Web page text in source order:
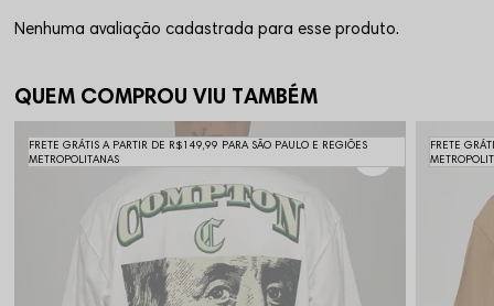
Nenhuma avaliação cadastrada para esse produto.
QUEM COMPROU VIU TAMBÉM
FRETE GRÁTIS A PARTIR DE R$149,99 PARA SÃO PAULO E REGIÕES
METROPOLITANAS
FRETE